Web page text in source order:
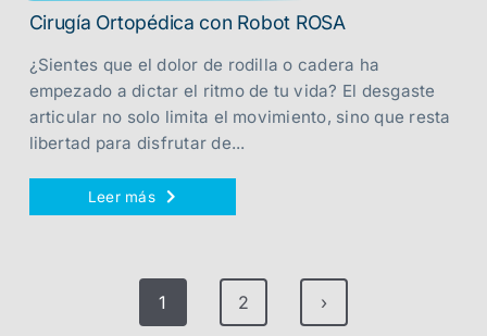
Cirugía Ortopédica con Robot ROSA
¿Sientes que el dolor de rodilla o cadera ha
empezado a dictar el ritmo de tu vida? El desgaste
articular no solo limita el movimiento, sino que resta
libertad para disfrutar de...
Leer más
1 2 ›